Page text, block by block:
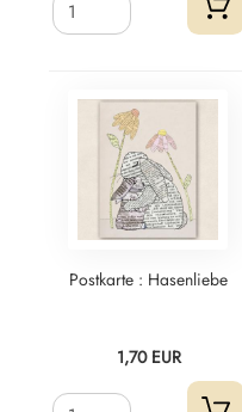
Postkarte : Hasenliebe
1,70 EUR